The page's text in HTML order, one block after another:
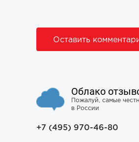
Оставить
Облако
Пожалуй, самые
в России
+7 (495) 970-46-80